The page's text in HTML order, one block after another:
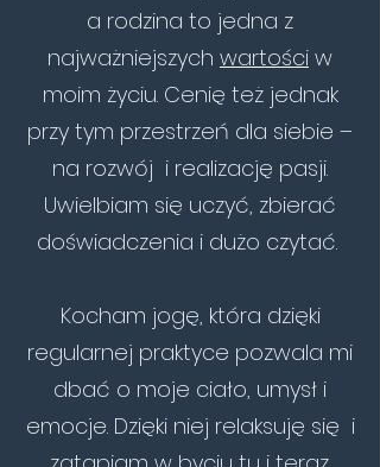
a rodzina to jedna z
najważniejszych wartości w
moim życiu. Cenię też jednak
przy tym przestrzeń dla siebie –
na rozwój i realizację pasji.
Uwielbiam się uczyć, zbierać
doświadczenia i dużo czytać.
Kocham jogę, która dzięki
regularnej praktyce pozwala mi
dbać o moje ciało, umysł i
emocje. Dzięki niej relaksuję się i